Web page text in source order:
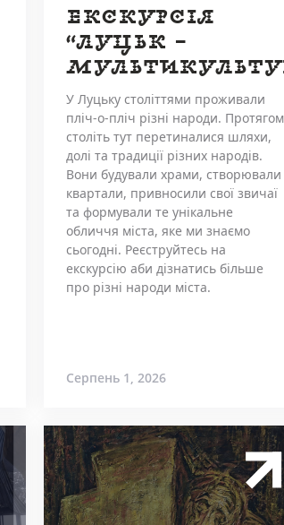
ЕКСКУРСІЯ
“ЛУЦЬК –
У Луцьку століттями проживали
пліч-о-пліч різні народи. Протягом
століть тут перетиналися шляхи,
долі та традиції різних народів.
Вони будували храми, створювали
квартали, привносили свої звичаї
та формували те унікальне
обличчя міста, яке ми знаємо
сьогодні. Реєструйтесь на
екскурсію аби дізнатись більше
про різні народи міста.
Серпень 1, 2026